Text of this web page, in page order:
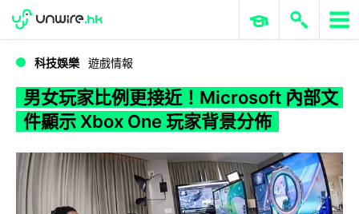
WWDC 2026 ERP 與商業 AI
科技娛樂 遊戲情報
男女玩家比例更接近！Microsoft 內部文
件顯示 Xbox One 玩家背景分佈